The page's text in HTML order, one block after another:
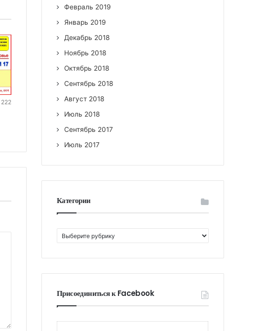
222
Февраль 2019
Январь 2019
Декабрь 2018
Ноябрь 2018
Октябрь 2018
Сентябрь 2018
Август 2018
Июль 2018
Сентябрь 2017
Июль 2017
Категории
а
г
р
и
Присоединиться к Facebook